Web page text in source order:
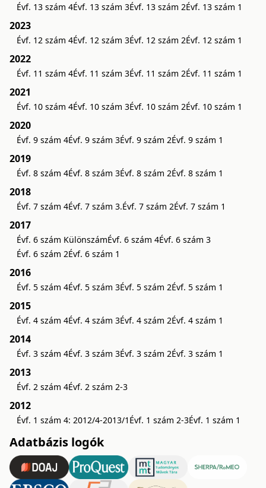
Évf. 13 szám 4Évf. 13 szám 3Évf. 13 szám 2Évf. 13 szám 1
2023
Évf. 12 szám 4Évf. 12 szám 3Évf. 12 szám 2Évf. 12 szám 1
2022
Évf. 11 szám 4Évf. 11 szám 3Évf. 11 szám 2Évf. 11 szám 1
2021
Évf. 10 szám 4Évf. 10 szám 3Évf. 10 szám 2Évf. 10 szám 1
2020
Évf. 9 szám 4Évf. 9 szám 3Évf. 9 szám 2Évf. 9 szám 1
2019
Évf. 8 szám 4Évf. 8 szám 3Évf. 8 szám 2Évf. 8 szám 1
2018
Évf. 7 szám 4Évf. 7 szám 3.Évf. 7 szám 2Évf. 7 szám 1
2017
Évf. 6 szám KülönszámÉvf. 6 szám 4Évf. 6 szám 3
Évf. 6 szám 2Évf. 6 szám 1
2016
Évf. 5 szám 4Évf. 5 szám 3Évf. 5 szám 2Évf. 5 szám 1
2015
Évf. 4 szám 4Évf. 4 szám 3Évf. 4 szám 2Évf. 4 szám 1
2014
Évf. 3 szám 4Évf. 3 szám 3Évf. 3 szám 2Évf. 3 szám 1
2013
Évf. 2 szám 4Évf. 2 szám 2-3
2012
Évf. 1 szám 4: 2012/4-2013/1 Évf. 1 szám 2-3Évf. 1 szám 1
Adatbázis logók